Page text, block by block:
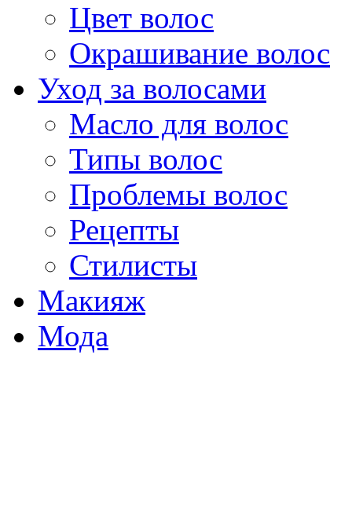
Цвет волос
Окрашивание волос
Уход за волосами
Масло для волос
Типы волос
Проблемы волос
Рецепты
Стилисты
Макияж
Мода